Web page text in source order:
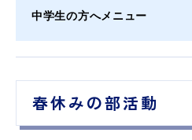
中学生の方へメニュー
春休みの部活動